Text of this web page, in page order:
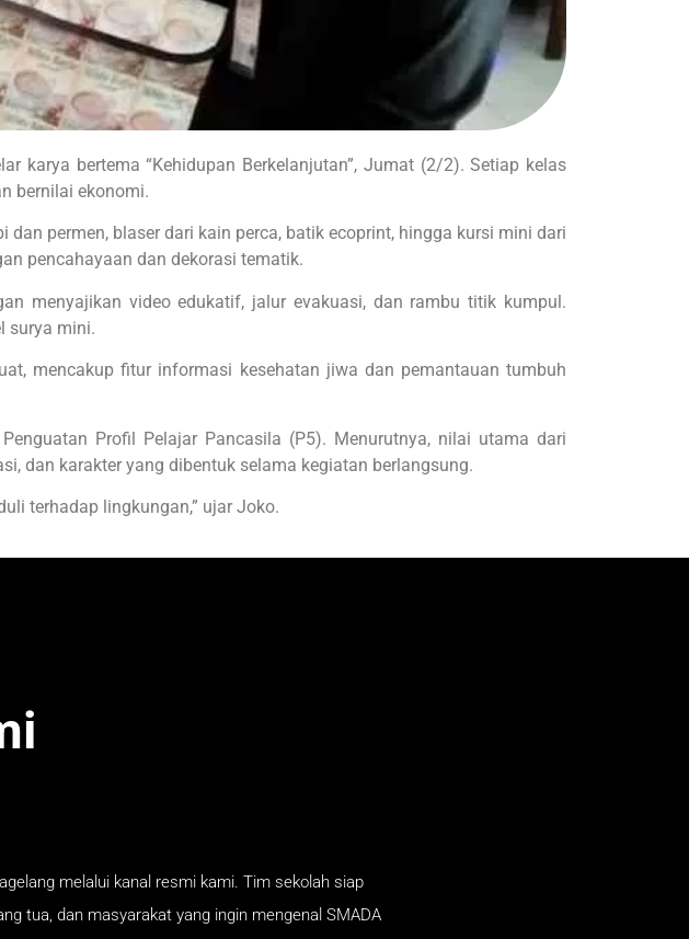
karya bertema “Kehidupan Berkelanjutan”, Jumat (2/2). Setiap kelas
bernilai ekonomi.
permen, blaser dari kain perca, batik ecoprint, hingga kursi mini dari
pencahayaan dan dekorasi tematik.
menyajikan video edukatif, jalur evakuasi, dan rambu titik kumpul.
surya mini.
mencakup fitur informasi kesehatan jiwa dan pemantauan tumbuh
Profil Pelajar Pancasila (P5). Menurutnya, nilai utama dari
dan karakter yang dibentuk selama kegiatan berlangsung.
terhadap lingkungan,” ujar Joko.
melalui kanal resmi kami. Tim sekolah siap
tua, dan masyarakat yang ingin mengenal SMADA